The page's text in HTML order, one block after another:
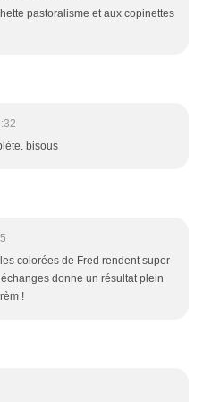
pastoralisme et aux copinettes
bisous
colorées de Fred rendent super
donne un résultat plein
!